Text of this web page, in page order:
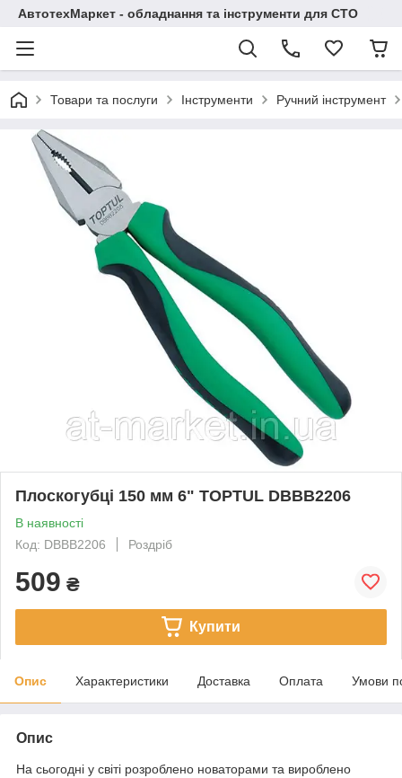
АвтотехМаркет - обладнання та інструменти для СТО
Товари та послуги Інструменти Ручний інструмент
Плоскогубці 150 мм 6" TOPTUL DBBB2206
В наявності
Код: DBBB2206
Роздріб
509 ₴
Купити
Опис Характеристики Доставка Оплата Умови
Опис
На сьогодні у світі розроблено новаторами та вироблено